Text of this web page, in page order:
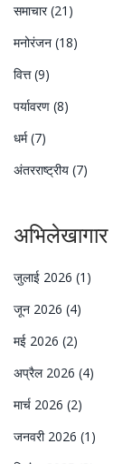
समाचार(21)
मनोरंजन (18)
वित्त(9)
पर्यावरण (8)
धर्म(7)
अंतरराष्ट्रीय (7)
अभिलेखागार
जुलाई 2026 (1)
जून 2026 (4)
मई 2026 (2)
अप्रैल 2026 (4)
मार्च 2026 (2)
जनवरी 2026 (1)